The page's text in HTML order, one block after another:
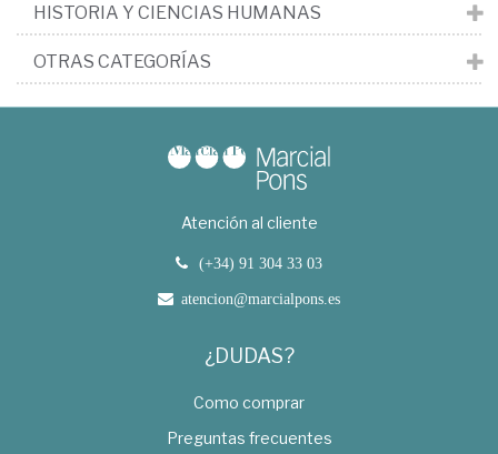
HISTORIA Y CIENCIAS HUMANAS
OTRAS CATEGORÍAS
Atención al cliente
(+34) 91 304 33 03
atencion@marcialpons.es
¿DUDAS?
Como comprar
Preguntas frecuentes